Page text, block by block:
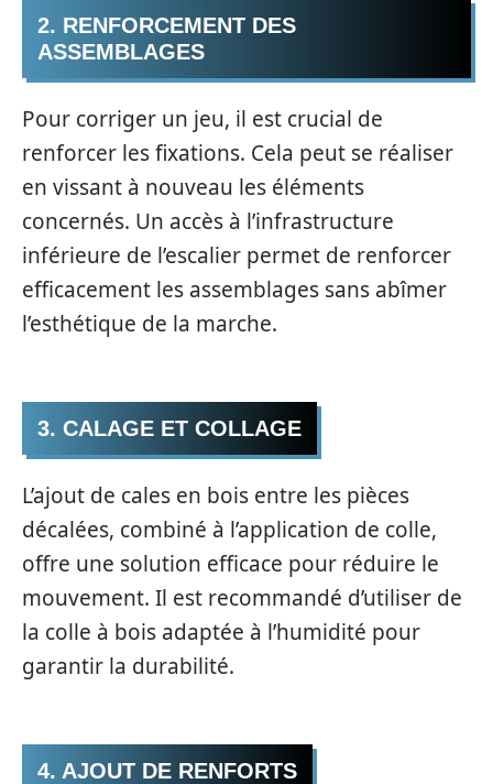
2. RENFORCEMENT DES
ASSEMBLAGES
Pour corriger un jeu, il est crucial de
renforcer les fixations. Cela peut se réaliser
en vissant à nouveau les éléments
concernés. Un accès à l’infrastructure
inférieure de l’escalier permet de renforcer
efficacement les assemblages sans abîmer
l’esthétique de la marche.
3. CALAGE ET COLLAGE
L’ajout de cales en bois entre les pièces
décalées, combiné à l’application de colle,
offre une solution efficace pour réduire le
mouvement. Il est recommandé d’utiliser de
la colle à bois adaptée à l’humidité pour
garantir la durabilité.
4. AJOUT DE RENFORTS